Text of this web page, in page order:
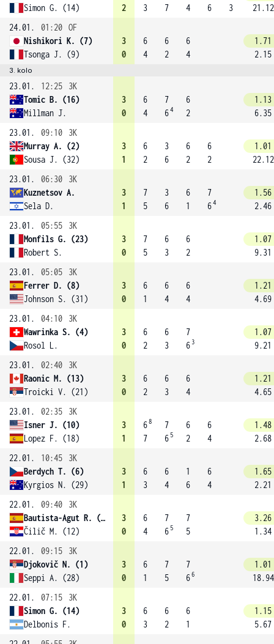
Simon G. (14)
2
3
7
4
6
3
21.12
24.01.
01:20 OF
Nishikori K. (7)
Tsonga J. (9)
3
0
6
4
6
2
6
4
1.71
2.15
3. kolo
23.01. 12:25
3K
Tomic B. (16)
Millman J.
3
0
6
4
7
64
6
2
1.13
6.35
23.01.
09:10
3K
Murray A. (2)
Sousa J. (32)
3
1
6
2
3
6
6
2
6
2
1.01
22.12
23.01.
06:30
3K
Kuznetsov A.
Sela D.
3
1
7
5
3
6
6
1
7
64
1.56
2.46
23.01.
05:55
3K
Monfils G. (23)
Robert S.
3
0
7
5
6
3
6
2
1.07
9.31
23.01.
05:05
3K
Ferrer D. (8)
Johnson S. (31)
3
0
6
1
6
4
6
4
1.21
4.69
23.01.
04:10
3K
Wawrinka S. (4)
Rosol L.
3
0
6
2
6
3
7
6 3
1.07
9.21
23.01.
02:40
3K
Raonic M. (13)
Troicki V. (21)
3
0
6
2
6
3
6
4
1.21
4.65
23.01.
02:35
3K
Isner J. (10)
Lopez F. (18)
3
1
68
7
7
6 5
6
2
6
4
1.48
2.68
22.01.
10:45
3K
Berdych T. (6)
Kyrgios N. (29)
3
1
6
3
6
4
1
6
6
4
1.65
2.21
22.01.
09:40
3K
Bautista-Agut R. (24)
Čilič M. (12)
3
0
6
4
7
6 5
7
5
3.26
1.34
22.01.
09:15
3K
Djokovič N. (1)
Seppi A. (28)
3
0
6
1
7
5
7
66
1.01
18.94
22.01.
07:15
3K
Simon G. (14)
Delbonis F.
3
0
6
3
6
2
6
1
1.15
5.67